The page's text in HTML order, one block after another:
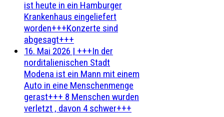
ist heute in ein Hamburger
Krankenhaus eingeliefert
worden+++Konzerte sind
abgesagt+++
16. Mai 2026 | +++In der
norditalienischen Stadt
Modena ist ein Mann mit einem
Auto in eine Menschenmenge
gerast+++ 8 Menschen wurden
verletzt , davon 4 schwer+++